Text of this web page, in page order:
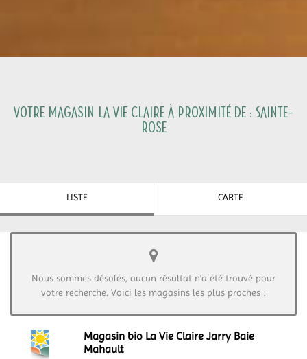
Votre magasin La Vie Claire à proximité de : Sainte-
Rose
LISTE CARTE
Nous sommes désolés, aucun résultat n’a été trouvé pour
votre recherche. Voici les magasins les plus proches :
Magasin bio La Vie Claire Jarry Baie
Mahault